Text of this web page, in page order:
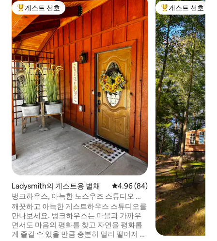
상위 게스트 선호
게스트 선호
Ladysmith의 게스트용 별채 평점 4.96점(5점 만점), 후기 84
4.96 (84)
벙크하우스, 아늑한 노스우즈 스튜디오 이
스케이프
깨끗하고 아늑한 게스트하우스 스튜디오를
만나보세요. 벙크하우스는 마을과 가까우
면서도 마음의 평화를 찾고 자연을 평화롭
게 즐길 수 있을 만큼 충분히 멀리 떨어져 있
상위 게스트 선호
게스트 선호